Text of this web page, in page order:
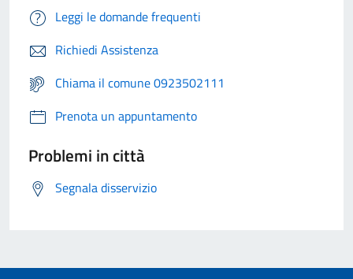
Leggi le domande frequenti
Richiedi Assistenza
Chiama il comune 0923502111
Prenota un appuntamento
Problemi in città
Segnala disservizio